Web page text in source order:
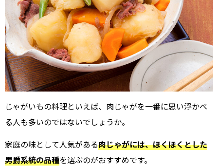
じゃがいもの料理といえば、肉じゃがを一番に思い浮かべ
る人も多いのではないでしょうか。
家庭の味として人気がある肉じゃがには、ほくほくとした
男爵系統の品種を選ぶのがおすすめです。